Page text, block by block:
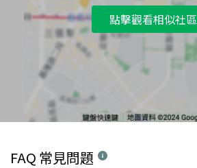
點擊觀看相似社區
FAQ 常見問題